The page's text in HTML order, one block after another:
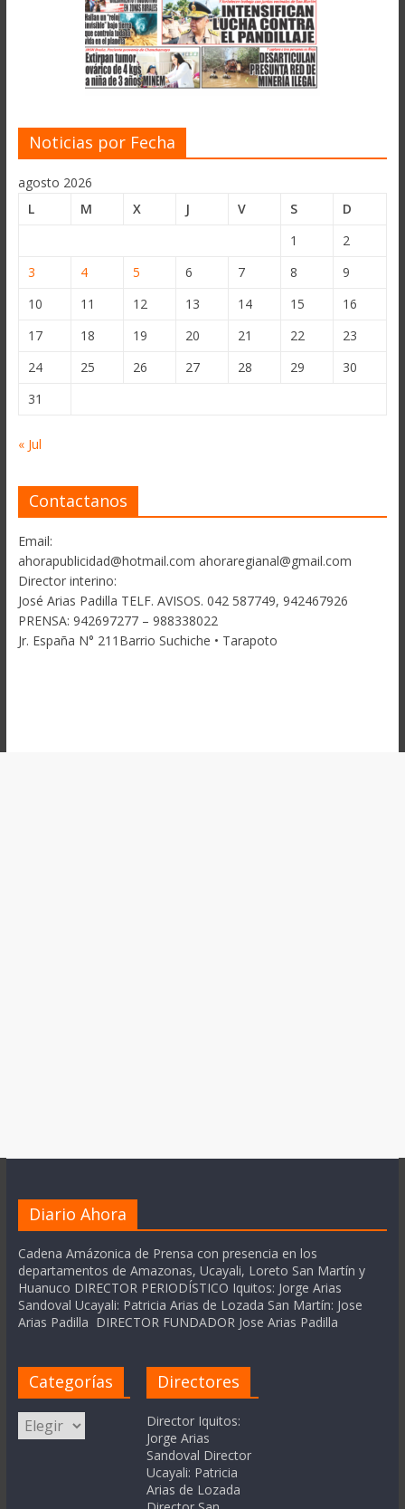
Noticias por Fecha
agosto 2026
L
M X J V S
D
1
2
3
4 5 6 7 8
9
10
11 12 13 14 15
16
17
18 19 20 21 22
23
24
25 26 27 28 29
30
31
« Jul
Contactanos
Email:
ahorapublicidad@hotmail.com ahoraregianal@gmail.com
Director interino:
José Arias Padilla TELF. AVISOS. 042 587749, 942467926
PRENSA: 942697277 – 988338022
Jr. España N° 211Barrio Suchiche • Tarapoto
Diario Ahora
Cadena Amázonica de Prensa con presencia en los
departamentos de Amazonas, Ucayali, Loreto San Martín y
Huanuco DIRECTOR PERIODÍSTICO Iquitos: Jorge Arias
Sandoval Ucayali: Patricia Arias de Lozada San Martín: Jose
Arias Padilla DIRECTOR FUNDADOR Jose Arias Padilla
Categorías
Categorías
Directores
Director Iquitos:
Jorge Arias
Sandoval Director
Ucayali: Patricia
Arias de Lozada